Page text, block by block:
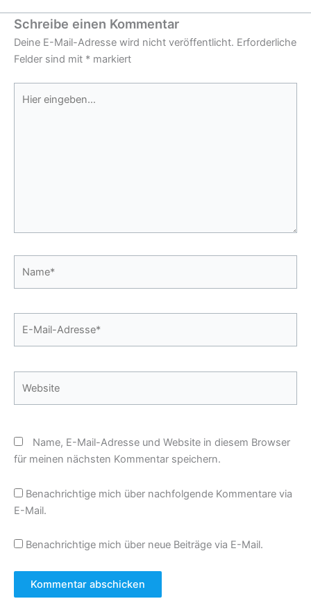
Schreibe einen Kommentar
Deine E-Mail-Adresse wird nicht veröffentlicht. Erforderliche
Felder sind mit * markiert
eingeben…
Name, E-Mail-Adresse und Website in diesem Browser
für meinen nächsten Kommentar speichern.
Benachrichtige mich über nachfolgende Kommentare via
E-Mail.
Benachrichtige mich über neue Beiträge via E-Mail.